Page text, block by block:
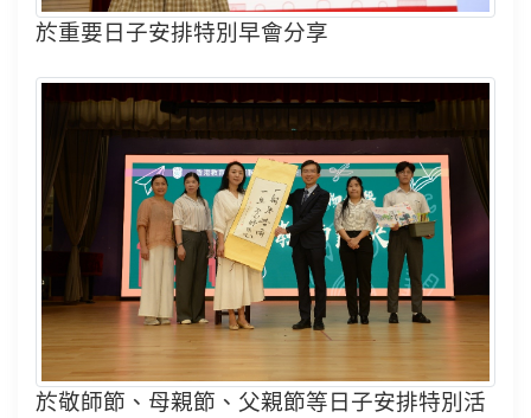
於重要日子安排特別早會分享
於敬師節、母親節、父親節等日子安排特別活